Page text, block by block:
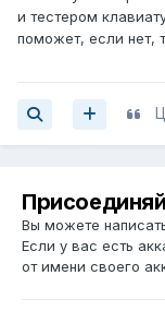
и тестером
поможет, если нет,
Вы можете
Если у вас есть
от имени своего